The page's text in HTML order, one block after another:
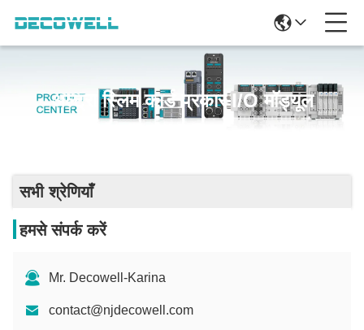
अल्ट्रा स्लिम कार्ड प्रकार I/O मॉड्यूल
सभी श्रेणियाँ
हमसे संपर्क करें
Mr. Decowell-Karina
contact@njdecowell.com